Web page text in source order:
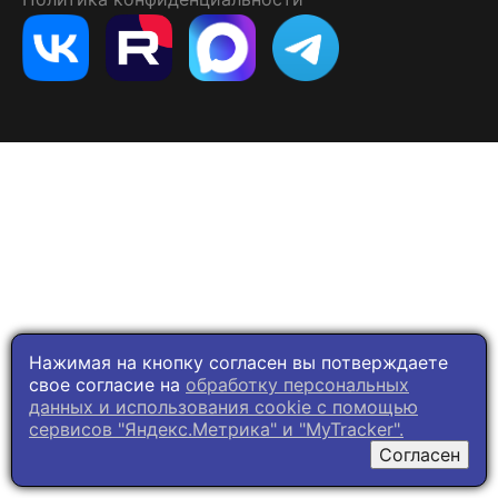
Нажимая на кнопку согласен вы потверждаете
свое согласие на обработку персональных
данных и использования cookie c помощью
сервисов "Яндекс.Метрика" и "MyTracker".
Согласен